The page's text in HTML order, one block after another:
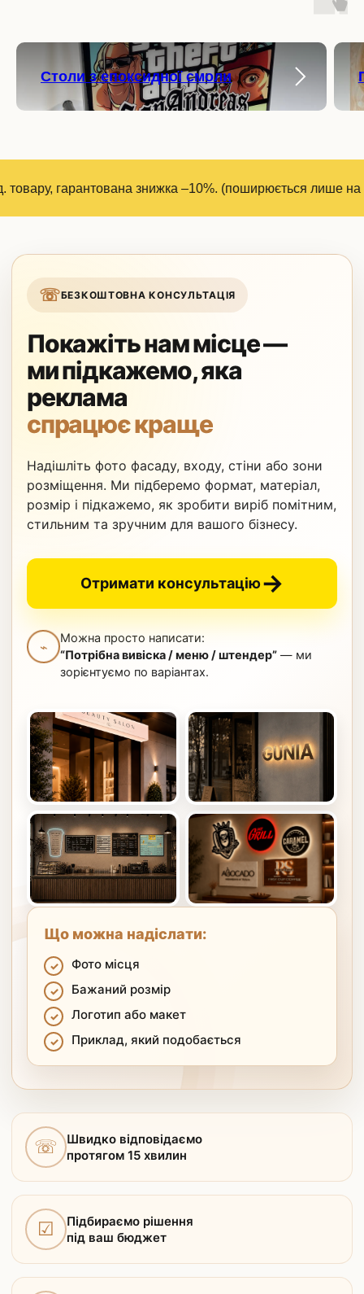
Cтоли з епоксидної смоли
знижка –10%. (поширюється лише на вироби з
☏БЕЗКОШТОВНА КОНСУЛЬТАЦІЯ
Покажіть нам місце —
ми підкажемо, яка
реклама
спрацює краще
Надішліть фото фасаду, входу, стіни або зони
розміщення. Ми підберемо формат, матеріал,
розмір і підкажемо, як зробити виріб помітним,
стильним та зручним для вашого бізнесу.
Отримати консультацію→
⌁
Можна просто написати:
“Потрібна вивіска / меню / штендер” — ми
зорієнтуємо по варіантах.
Що можна надіслати:
Фото місця
Бажаний розмір
Логотип або макет
Приклад, який подобається
☏
Швидко відповідаємо
протягом 15 хвилин
☑
Підбираємо рішення
під ваш бюджет